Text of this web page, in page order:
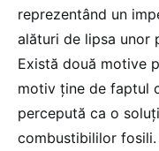
reprezentând un
alături de lipsa unor
Există două motive
motiv ține de faptul
percepută ca o
combustibililor